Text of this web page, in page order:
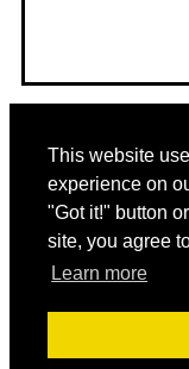
This website
experience on
"Got it!" button
site, you agree
Learn more
Exención de
estimación y sólo para su
de ida y / o